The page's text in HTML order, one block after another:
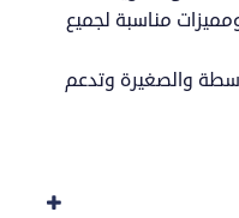
مناسبة لجميع
والصغيرة وتدعم